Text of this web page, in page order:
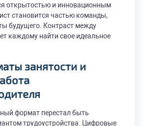
открытостью и инновационным
становится частью команды,
будущего. Контраст между
каждому найти свое идеальное
занятости и
формат перестал быть
трудоустройства. Цифровые